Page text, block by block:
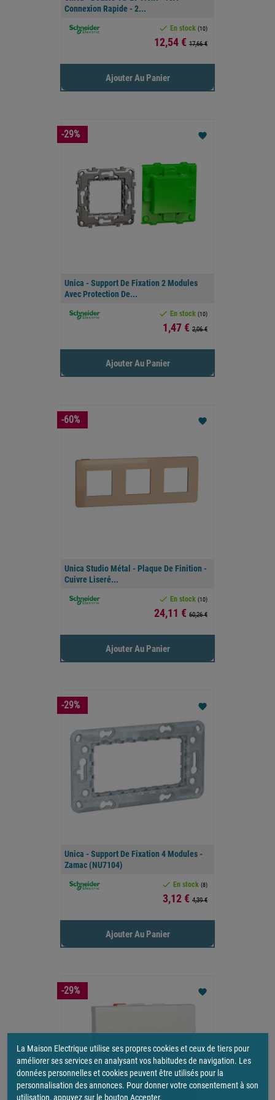
Connexion Rapide - 2...
 En stock (10)
Prix
12,54 € 17,66 €
Ajouter Au Panier
Unica - Support De Fixation 2 Modules
Avec Protection De...
 En stock (10)
Prix
1,47 € 2,06 €
favorite
Ajouter Au Panier
-29%
Unica Studio Métal - Plaque De Finition -
Cuivre Liseré...
 En stock (10)
Prix
24,11 € 60,26 €
favorite
Ajouter Au Panier
-60%
Unica - Support De Fixation 4 Modules -
Zamac (NU7104)
 En stock (8)
Prix
3,12 € 4,39 €
favorite
Ajouter Au Panier
-29%
favorite
-29%
La Maison Electrique utilise ses propres cookies et ceux de tiers pour
améliorer ses services en analysant vos habitudes de navigation. Les
données personnelles et cookies peuvent être utilisés pour la
personnalisation des annonces. Pour donner votre consentement à son
utilisation, appuyez sur le bouton Accepter.